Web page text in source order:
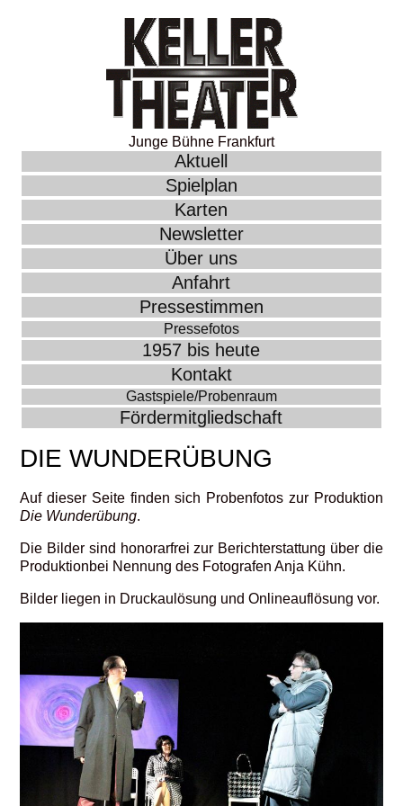
Junge Bühne Frankfurt
Aktuell
Spielplan
Karten
Newsletter
Über uns
Anfahrt
Pressestimmen
Pressefotos
1957 bis heute
Kontakt
Gastspiele/Probenraum
Fördermitgliedschaft
DIE WUNDERÜBUNG
Auf dieser Seite finden sich Probenfotos zur Produktion
Die Wunderübung.
Die Bilder sind honorarfrei zur Berichterstattung über die
Produktionbei Nennung des Fotografen Anja Kühn.
Bilder liegen in Druckaulösung und Onlineauflösung vor.